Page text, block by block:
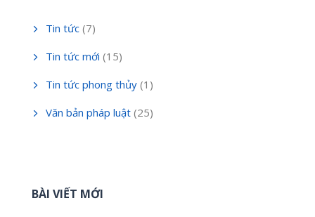
Tin tức (7)
Tin tức mới (15)
Tin tức phong thủy (1)
Văn bản pháp luật (25)
BÀI VIẾT MỚI